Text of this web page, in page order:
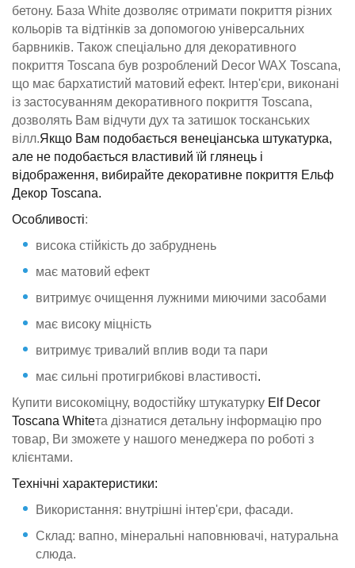
бетону. База White дозволяє отримати покриття різних
кольорів та відтінків за допомогою універсальних
барвників. Також спеціально для декоративного
покриття Toscana був розроблений Decor WAX Toscana,
що має бархатистий матовий ефект. Інтер'єри, виконані
із застосуванням декоративного покриття Toscana,
дозволять Вам відчути дух та затишок тосканських
вілл.Якщо Вам подобається венеціанська штукатурка,
але не подобається властивий їй глянець і
відображення, вибирайте декоративне покриття Ельф
Декор Toscana.
Особливості:
висока стійкість до забруднень
має матовий ефект
витримує очищення лужними миючими засобами
має високу міцність
витримує тривалий вплив води та пари
має сильні протигрибкові властивості.
Купити високоміцну, водостійку штукатурку Elf Decor
Toscana Whiteта дізнатися детальну інформацію про
товар, Ви зможете у нашого менеджера по роботі з
клієнтами.
Технічні характеристики:
Використання: внутрішні інтер'єри, фасади.
Склад: вапно, мінеральні наповнювачі, натуральна
слюда.